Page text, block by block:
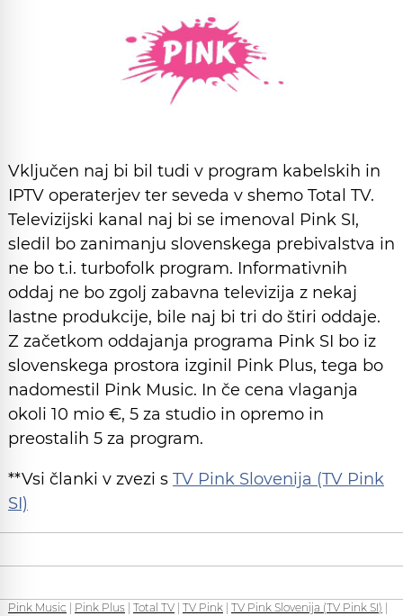
Vključen naj bi bil tudi v program kabelskih in
IPTV operaterjev ter seveda v shemo Total TV.
Televizijski kanal naj bi se imenoval Pink SI,
sledil bo zanimanju slovenskega prebivalstva in
ne bo t.i. turbofolk program. Informativnih
oddaj ne bo zgolj zabavna televizija z nekaj
lastne produkcije, bile naj bi tri do štiri oddaje.
Z začetkom oddajanja programa Pink SI bo iz
slovenskega prostora izginil Pink Plus, tega bo
nadomestil Pink Music. In če cena vlaganja
okoli 10 mio €, 5 za studio in opremo in
preostalih 5 za program.
**Vsi članki v zvezi s TV Pink Slovenija (TV Pink
SI)
Pink Music Pink Plus Total TV TV Pink TV Pink Slovenija (TV Pink SI)